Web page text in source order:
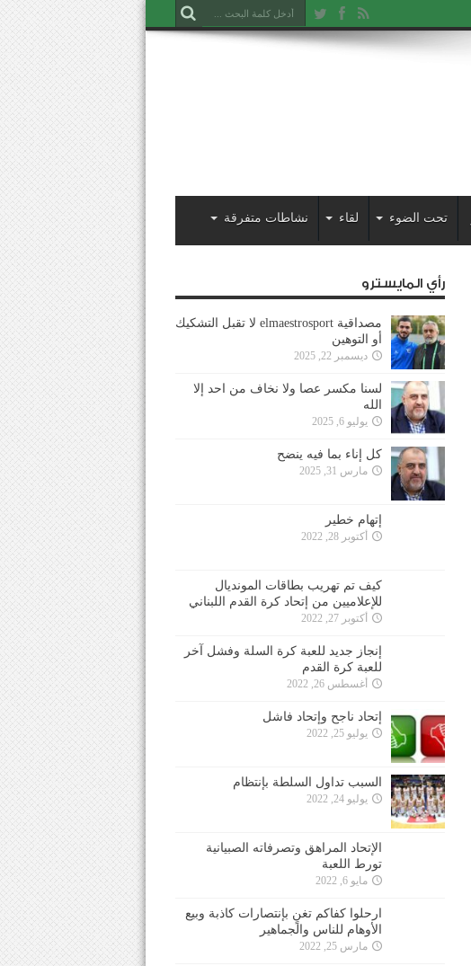
تحت الضوء لقاء نشاطات متفرقة
رأي المايسترو
مصداقية elmaestrosport لا تقبل التشكيك
أو التوهين
ديسمبر 22, 2025
لسنا مكسر عصا ولا نخاف من احد إلا
الله
يوليو 6, 2025
كل إناء بما فيه ينضح
مارس 31, 2025
إتهام خطير
أكتوبر 28, 2022
كيف تم تهريب بطاقات المونديال
للإعلاميين من إتحاد كرة القدم اللبناني
أكتوبر 27, 2022
إنجاز جديد للعبة كرة السلة وفشل آخر
للعبة كرة القدم
أغسطس 26, 2022
إتحاد ناجح وإتحاد فاشل
يوليو 25, 2022
السبب تداول السلطة بإنتظام
يوليو 24, 2022
الإتحاد المراهق وتصرفاته الصبيانية
تورط اللعبة
مايو 6, 2022
ارحلوا كفاكم تغنٍ بإنتصارات كاذبة وبيع
الأوهام للناس والجماهير
مارس 25, 2022